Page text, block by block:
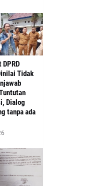
Tidak
Dialog
tanpa ada